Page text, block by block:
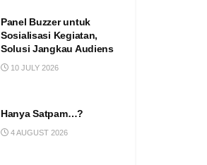
Panel Buzzer untuk
Sosialisasi Kegiatan,
Solusi Jangkau Audiens
10 JULY 2026
Hanya Satpam…?
4 AUGUST 2026